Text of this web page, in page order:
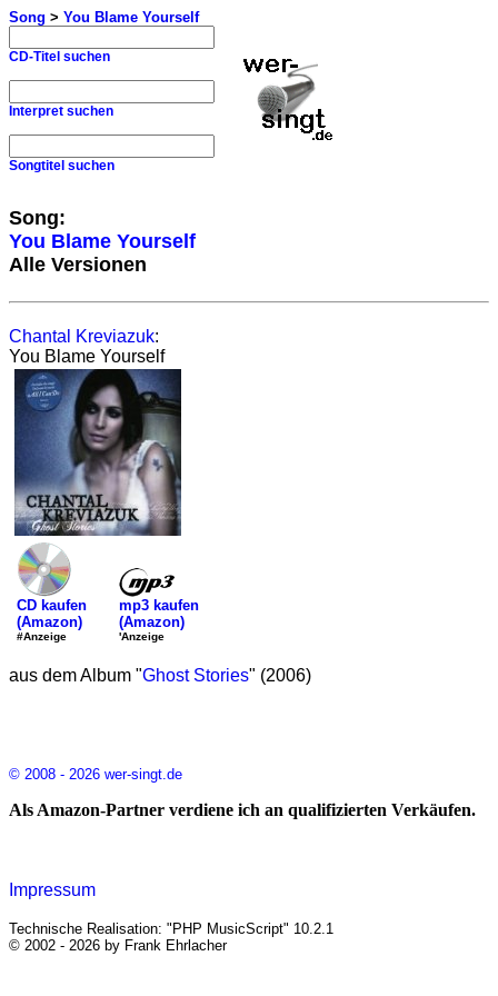
Song > You Blame Yourself
CD-Titel suchen
Interpret suchen
Songtitel suchen
Song:
You Blame Yourself
Alle Versionen
Chantal Kreviazuk:
You Blame Yourself
CD kaufen
(Amazon)
#Anzeige
mp3 kaufen
(Amazon)
'Anzeige
aus dem Album "Ghost Stories" (2006)
© 2008 - 2026 wer-singt.de
Als Amazon-Partner verdiene ich an qualifizierten Verkäufen.
Impressum
Technische Realisation: "PHP MusicScript" 10.2.1
© 2002 - 2026 by Frank Ehrlacher